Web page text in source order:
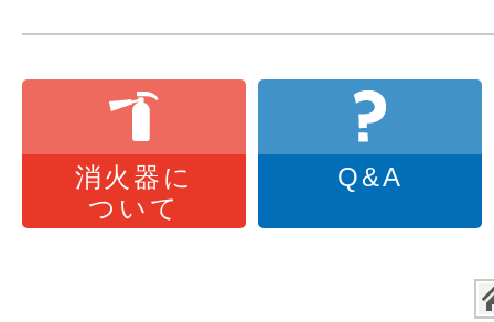
消火器に
ついて
Q&A